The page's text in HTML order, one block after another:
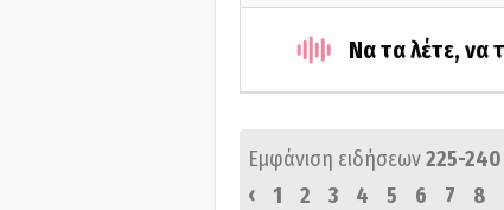
Να τα λέτε, να
Εμφάνιση ειδήσεων225-240
‹
1 2 3 4 5 6 7 8